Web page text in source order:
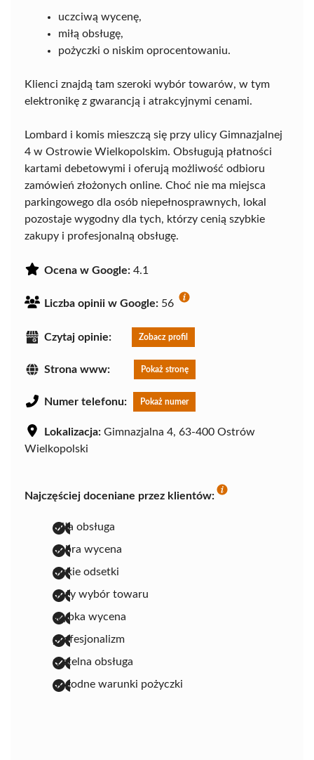
uczciwą wycenę,
miłą obsługę,
pożyczki o niskim oprocentowaniu.
Klienci znajdą tam szeroki wybór towarów, w tym
elektronikę z gwarancją i atrakcyjnymi cenami.
Lombard i komis mieszczą się przy ulicy Gimnazjalnej
4 w Ostrowie Wielkopolskim. Obsługują płatności
kartami debetowymi i oferują możliwość odbioru
zamówień złożonych online. Choć nie ma miejsca
parkingowego dla osób niepełnosprawnych, lokal
pozostaje wygodny dla tych, którzy cenią szybkie
zakupy i profesjonalną obsługę.
Ocena w Google: 4.1
Liczba opinii w Google: 56
Czytaj opinie: Zobacz profil
Strona www: Pokaż stronę
Numer telefonu: Pokaż numer
Lokalizacja: Gimnazjalna 4, 63-400 Ostrów
Wielkopolski
Najczęściej doceniane przez klientów:
miła obsługa
dobra wycena
niskie odsetki
duży wybór towaru
szybka wycena
profesjonalizm
rzetelna obsługa
dogodne warunki pożyczki